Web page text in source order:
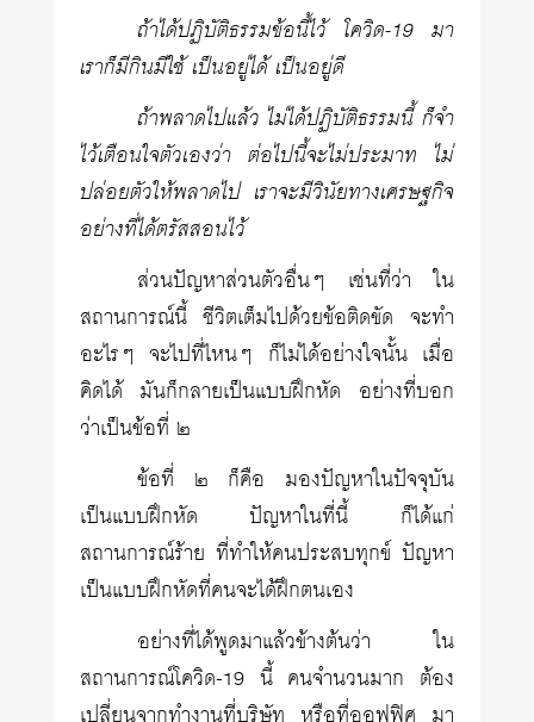
ถ้าได้ปฏิบัติธรรมข้อนี้ไว้ โควิด-19 มา
เราก็มีกินมีใช้ เป็นอยู่ได้ เป็นอยู่ดี
ถ้าพลาดไปแล้ว ไม่ได้ปฏิบัติธรรมนี้ ก็จำ
ไว้เตือนใจตัวเองว่า ต่อไปนี้จะไม่ประมาท ไม่
ปล่อยตัวให้พลาดไป เราจะมีวินัยทางเศรษฐกิจ
อย่างที่ได้ตรัสสอนไว้
ส่วนปัญหาส่วนตัวอื่นๆ เช่นที่ว่า ใน
สถานการณ์นี้ ชีวิตเต็มไปด้วยข้อติดขัด จะทำ
อะไรๆ จะไปที่ไหนๆ ก็ไม่ได้อย่างใจนั้น เมื่อ
คิดได้ มันก็กลายเป็นแบบฝึกหัด อย่างที่บอก
ว่าเป็นข้อที่ ๒
ข้อที่ ๒ ก็คือ มองปัญหาในปัจจุบัน
เป็นแบบฝึกหัด ปัญหาในที่นี้ ก็ได้แก่
สถานการณ์ร้าย ที่ทำให้คนประสบทุกข์ ปัญหา
เป็นแบบฝึกหัดที่คนจะได้ฝึกตนเอง
อย่างที่ได้พูดมาแล้วข้างต้นว่า ใน
สถานการณ์โควิด-19 นี้ คนจำนวนมาก ต้อง